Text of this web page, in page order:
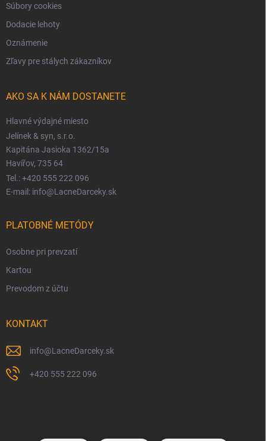
Súbory cookies
Dodacie lehoty
Oznámenie
Zľavy pre stálych zákazníkov
AKO SA K NÁM DOSTANETE
Hlavné výdajné miesto
Jelínek & syn, s.r.o.
Kapitána Jasioka 1362/15a
Havířov, 735 64
Tel.: +420 555 222 096
E-mail: info@LacneDarceky.sk
PLATOBNÉ METÓDY
Osobne pri prevzatí
Kartou
Prevodom z účtu
KONTAKT
info@LacneDarceky.sk
+420 555 222 096